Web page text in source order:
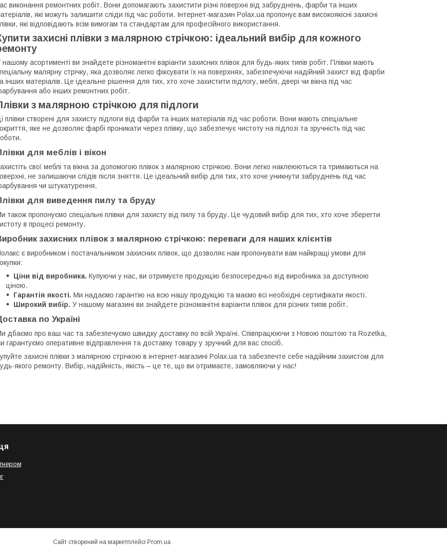
виконання ремонтних робіт. Вони допомагають захистити різні поверхні від забруднень, фарби та інших
які можуть залишити сліди під час роботи. Інтернет-магазин Polax.ua пропонує вам високоякісні захисні
які відповідають всім вимогам та стандартам для професійного використання.
захисні плівки з малярною стрічкою: ідеальний вибір для кожного
нашому асортименті ви знайдете різноманітні варіанти захисних плівок для будь-яких типів робіт. Плівки мають
малярну стрічку, яка дозволяє легко фіксувати їх на поверхнях, забезпечуючи надійний захист від фарби
інших матеріалів. Це ідеальне рішення для тих, хто хоче захистити підлогу, меблі, двері чи вікна під час
або інших ремонтних робіт.
з малярною стрічкою для підлоги
плівки створені для захисту підлоги від фарби та інших матеріалів під час роботи. Вони мають спеціальне
яке не дозволяє фарбі проникати через плівку, що забезпечує чистоту на підлозі та зручність під час
для меблів і вікон
свої меблі та вікна за допомогою плівок з малярною стрічкою. Вони легко наклеюються та тримаються на
не залишаючи слідів після зняття. Це ідеальний вибір для тих, хто хоче уникнути забруднень під час
чи штукатурення.
для виведення пилу та бруду
також пропонуємо спеціальні плівки для захисту від пилу та бруду. Це чудовий вибір для тих, хто хоче зберегти
в процесі ремонту.
захисних плівок з малярною стрічкою: переваги для наших клієнтів
є виробником і постачальником захисних плівок, що дозволяє нам пропонувати вам найкращі умови для
Ціни від виробника. Купуючи у нас, ви отримуєте продукцію безпосередньо від виробника за доступною
ціною.
Гарантія якості. Ми надаємо гарантію на всю нашу продукцію та маємо всі необхідні сертифікати якості.
Широкий вибір. У нашому магазині ви знайдете різноманітні варіанти плівок для різних типів робіт.
по Україні
дбаємо про ваш час та забезпечуємо швидку доставку по всій Україні. Співпрацюючи з Новою поштою та Rozetka,
гарантуємо оперативне відправлення та доставку товару у зручний для вас спосіб.
захисні плівки з малярною стрічкою в інтернет-магазині Polax.ua та забезпечте себе надійним захистом для
якого ремонту. Вибір, надійність, якість – це те, що ви отримаєте, замовляючи у нас!
Сайт створений на маркетплейсі Prom.ua